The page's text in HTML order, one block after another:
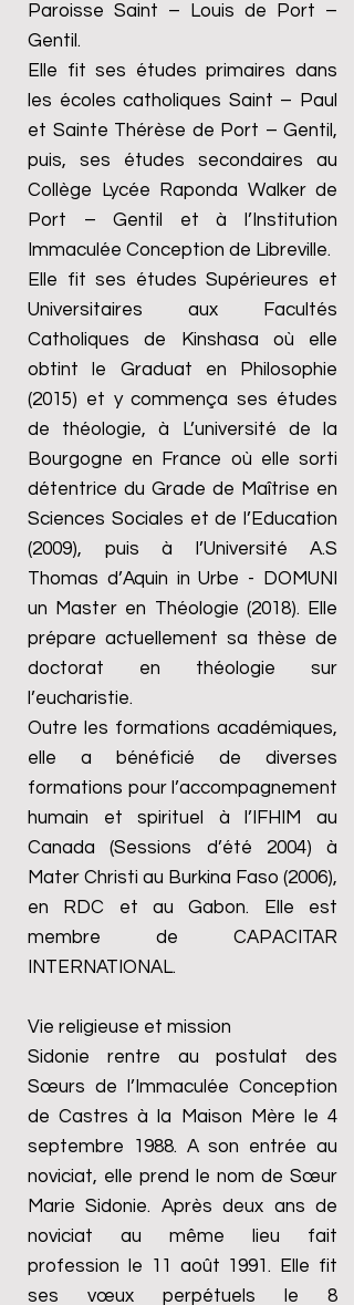
Paroisse Saint – Louis de Port –
Gentil.
Elle fit ses études primaires dans
les écoles catholiques Saint – Paul
et Sainte Thérèse de Port – Gentil,
puis, ses études secondaires au
Collège Lycée Raponda Walker de
Port – Gentil et à l’Institution
Immaculée Conception de Libreville.
Elle fit ses études Supérieures et
Universitaires aux Facultés
Catholiques de Kinshasa où elle
obtint le Graduat en Philosophie
(2015) et y commença ses études
de théologie, à L’université de la
Bourgogne en France où elle sorti
détentrice du Grade de Maîtrise en
Sciences Sociales et de l’Education
(2009), puis à l’Université A.S
Thomas d’Aquin in Urbe - DOMUNI
un Master en Théologie (2018). Elle
prépare actuellement sa thèse de
doctorat en théologie sur
l’eucharistie.
Outre les formations académiques,
elle a bénéficié de diverses
formations pour l’accompagnement
humain et spirituel à l’IFHIM au
Canada (Sessions d’été 2004) à
Mater Christi au Burkina Faso (2006),
en RDC et au Gabon. Elle est
membre de CAPACITAR
INTERNATIONAL.
Vie religieuse et mission
Sidonie rentre au postulat des
Sœurs de l’Immaculée Conception
de Castres à la Maison Mère le 4
septembre 1988. A son entrée au
noviciat, elle prend le nom de Sœur
Marie Sidonie. Après deux ans de
noviciat au même lieu fait
profession le 11 août 1991. Elle fit
ses vœux perpétuels le 8